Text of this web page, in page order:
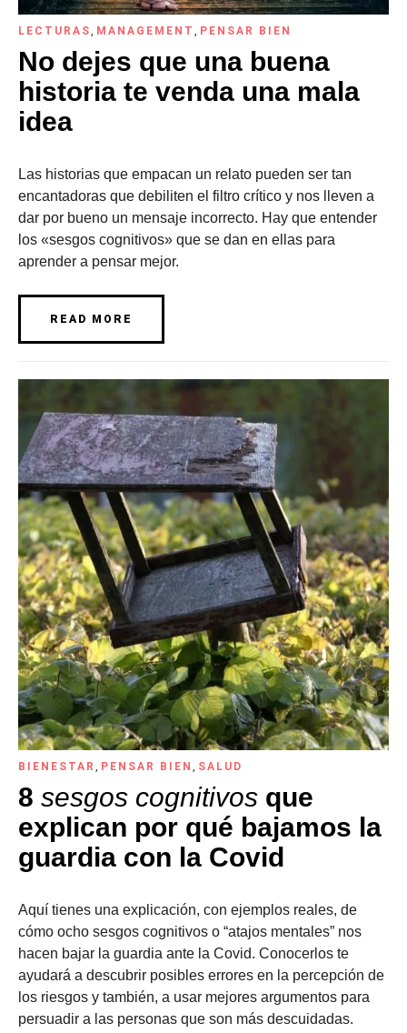
LECTURAS, MANAGEMENT , PENSAR BIEN
No dejes que una buena
historia te venda una mala
idea
Las historias que empacan un relato pueden ser tan
encantadoras que debiliten el filtro crítico y nos lleven a
dar por bueno un mensaje incorrecto. Hay que entender
los «sesgos cognitivos» que se dan en ellas para
aprender a pensar mejor.
READ MORE
BIENESTAR , PENSAR BIEN , SALUD
8 sesgos cognitivos que
explican por qué bajamos la
guardia con la Covid
Aquí tienes una explicación, con ejemplos reales, de
cómo ocho sesgos cognitivos o “atajos mentales” nos
hacen bajar la guardia ante la Covid. Conocerlos te
ayudará a descubrir posibles errores en la percepción de
los riesgos y también, a usar mejores argumentos para
persuadir a las personas que son más descuidadas.